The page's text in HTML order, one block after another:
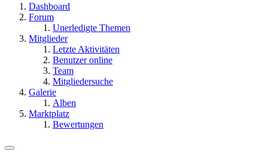
Dashboard
Forum
Unerledigte Themen
Mitglieder
Letzte Aktivitäten
Benutzer online
Team
Mitgliedersuche
Galerie
Alben
Marktplatz
Bewertungen